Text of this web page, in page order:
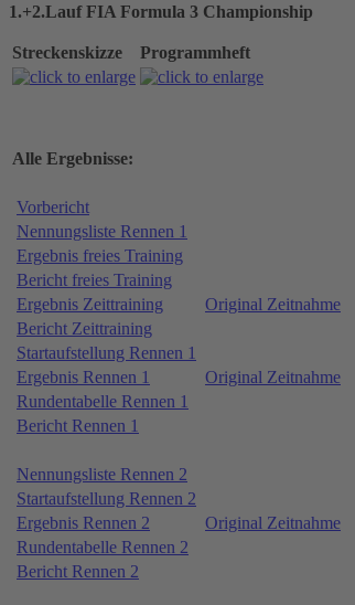
1.+2.Lauf FIA Formula 3 Championship
Streckenskizze Programmheft
Alle Ergebnisse:
Vorbericht
Nennungsliste Rennen 1
Ergebnis freies Training
Bericht freies Training
Ergebnis Zeittraining
Original Zeitnahme
Bericht Zeittraining
Startaufstellung Rennen 1
Ergebnis Rennen 1
Original Zeitnahme
Rundentabelle Rennen 1
Bericht Rennen 1
Nennungsliste Rennen 2
Startaufstellung Rennen 2
Ergebnis Rennen 2
Original Zeitnahme
Rundentabelle Rennen 2
Bericht Rennen 2